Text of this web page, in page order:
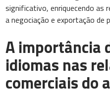
significativo, enriquecendo as
a negociação e exportação de
A importância
idiomas nas
comerciais do